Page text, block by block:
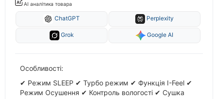
AI аналітика товара
ChatGPT Perplexity
Grok Google AI
Особливості:
✔ Режим SLЕЕР ✔ Турбо режим ✔ Функція I-Feel ✔
Режим Осушення ✔ Контроль вологості ✔ Сушка